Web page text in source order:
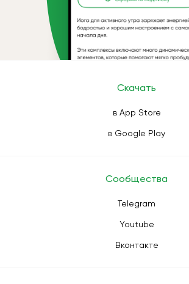
Скачать
в App Store
в Google Play
Сообщества
Telegram
Youtube
Вконтакте